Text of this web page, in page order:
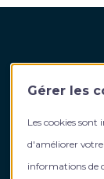
Gérer les
Les cookies
d'améliorer votre
informations de